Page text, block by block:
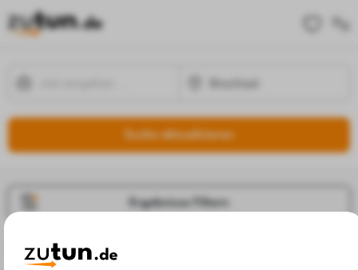
Suche aktualisieren
Ergebnisse Filtern
Jobangebote